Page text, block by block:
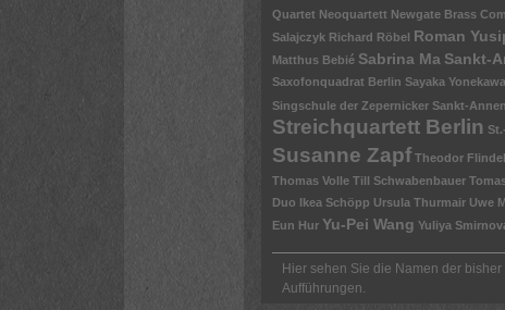
Quartet Neoquartett Newgate Brass
Salajczyk Richard Röbel Roman
Matthus Bebié Sabrina Ma Sankt-
Saxofonquadrat Berlin Sayaka Yonekawa
Singschule der Zepernicker Sankt-
Streichquartett Berlin
Susanne Zapf Theodor Flindell
Thomas Volle Till Schwabenbauer
Duo Ikea Schöpp Ursula Thurmair Uwe
Eun Hur Yu-Pei Wang Yuliya
Hier sehen Sie die Namen der
Aufführungen.